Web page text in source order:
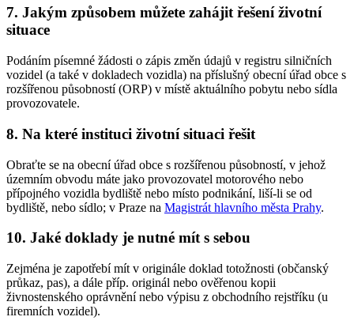
7. Jakým způsobem můžete zahájit řešení životní
situace
Podáním písemné žádosti o zápis změn údajů v registru silničních
vozidel (a také v dokladech vozidla) na příslušný obecní úřad obce s
rozšířenou působností (ORP) v místě aktuálního pobytu nebo sídla
provozovatele.
8. Na které instituci životní situaci řešit
Obraťte se na obecní úřad obce s rozšířenou působností, v jehož
územním obvodu máte jako provozovatel motorového nebo
přípojného vozidla bydliště nebo místo podnikání, liší-li se od
bydliště, nebo sídlo; v Praze na Magistrát hlavního města Prahy.
10. Jaké doklady je nutné mít s sebou
Zejména je zapotřebí mít v originále doklad totožnosti (občanský
průkaz, pas), a dále příp. originál nebo ověřenou kopii
živnostenského oprávnění nebo výpisu z obchodního rejstříku (u
firemních vozidel).